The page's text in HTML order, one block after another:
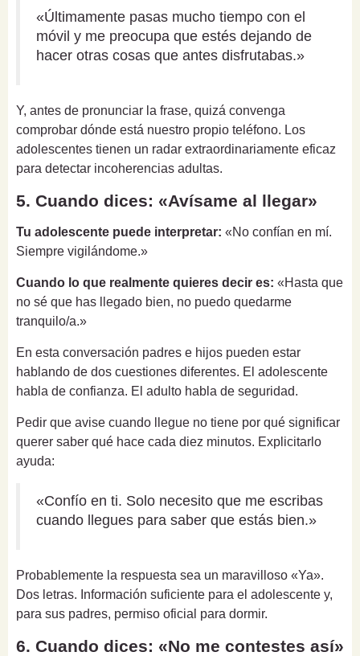
«Últimamente pasas mucho tiempo con el
móvil y me preocupa que estés dejando de
hacer otras cosas que antes disfrutabas.»
Y, antes de pronunciar la frase, quizá convenga
comprobar dónde está nuestro propio teléfono. Los
adolescentes tienen un radar extraordinariamente eficaz
para detectar incoherencias adultas.
5. Cuando dices: «Avísame al llegar»
Tu adolescente puede interpretar: «No confían en mí.
Siempre vigilándome.»
Cuando lo que realmente quieres decir es: «Hasta que
no sé que has llegado bien, no puedo quedarme
tranquilo/a.»
En esta conversación padres e hijos pueden estar
hablando de dos cuestiones diferentes. El adolescente
habla de confianza. El adulto habla de seguridad.
Pedir que avise cuando llegue no tiene por qué significar
querer saber qué hace cada diez minutos. Explicitarlo
ayuda:
«Confío en ti. Solo necesito que me escribas
cuando llegues para saber que estás bien.»
Probablemente la respuesta sea un maravilloso «Ya».
Dos letras. Información suficiente para el adolescente y,
para sus padres, permiso oficial para dormir.
6. Cuando dices: «No me contestes así»